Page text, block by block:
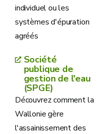
individuel ou les
systèmes d'épuration
agréés
Société
publique de
gestion de l'eau
(SPGE)
Découvrez comment la
Wallonie gère
l'assainissement des